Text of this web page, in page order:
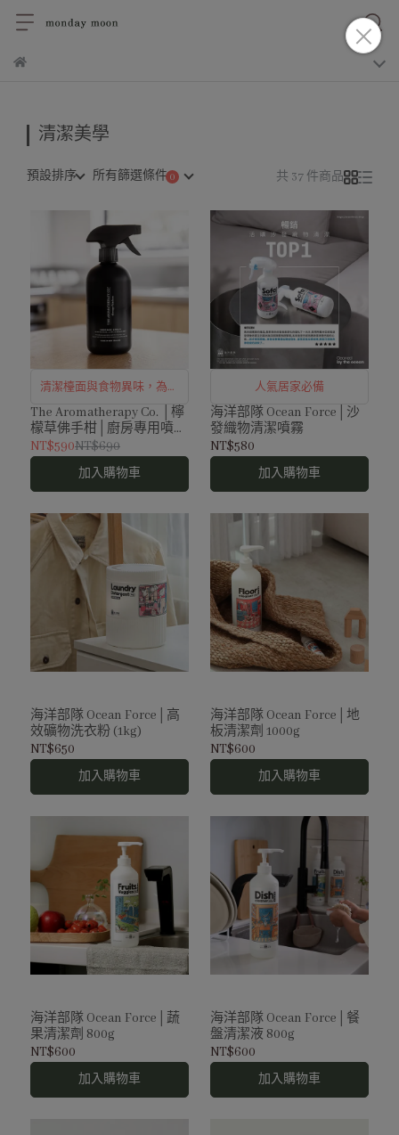
清潔美學
預設排序 所有篩選條件 共 37 件商品
清潔檯面與食物異味，為廚
房帶來清新與活力
The Aromatherapy Co. │檸
檬草佛手柑│廚房專用噴霧
500ML
NT$590NT$690
加入購物車
人氣居家必備
海洋部隊 Ocean Force│沙
發織物清潔噴霧
NT$580
加入購物車
海洋部隊 Ocean Force│高
效礦物洗衣粉 (1kg)
NT$650
加入購物車
海洋部隊 Ocean Force│地
板清潔劑 1000g
NT$600
加入購物車
海洋部隊 Ocean Force│蔬
果清潔劑 800g
NT$600
加入購物車
海洋部隊 Ocean Force│餐
盤清潔液 800g
NT$600
加入購物車